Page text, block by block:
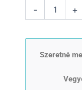
-
tartozékokkal
+
Szeretné